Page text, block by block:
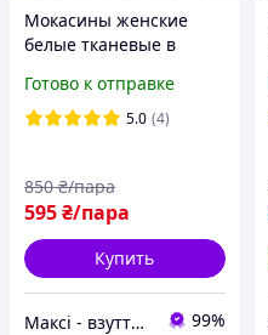
Мокасины женские
белые тканевые в
жіночі білі текстильні в
дірочку сліпони (Код:
Готово к отправке
5.0 (4)
595₴/пара
850 ₴/пара
Купить
Максі - взуття зі знижками! 99%